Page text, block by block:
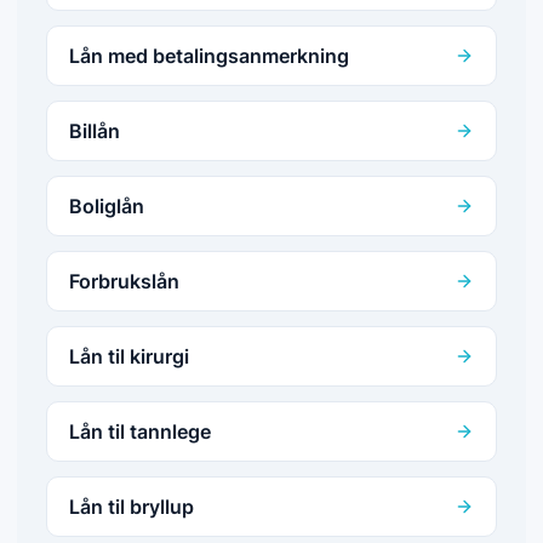
Lån med betalingsanmerkning
Billån
Boliglån
Forbrukslån
Lån til kirurgi
Lån til tannlege
Lån til bryllup